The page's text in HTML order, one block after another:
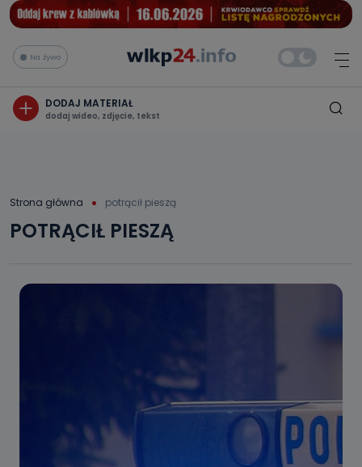
Na żywo
DODAJ MATERIAŁ
dodaj wideo, zdjęcie, tekst
Strona główna potrącił pieszą
POTRĄCIŁ PIESZĄ